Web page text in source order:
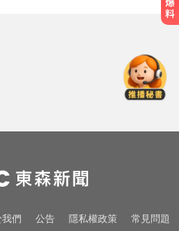
勝
醫揭攝護腺癌奪命警
世！親友曝「9年前
我們 公告 隱私權政策 常見問題